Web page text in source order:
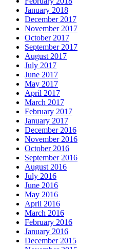
January 2018
December 2017
November 2017
October 2017
September 2017
August 2017
July 2017
June 2017
May 2017
April 2017
March 2017
February 2017
January 2017
December 2016
November 2016
October 2016
September 2016
August 2016
July 2016
June 2016
May 2016
April 2016
March 2016
February 2016
January 2016
December 2015